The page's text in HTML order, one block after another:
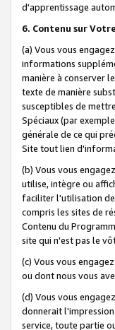
d'apprentissage
6. Contenu sur
(a) Vous vous
informations
manière à conserver
texte de manière
susceptibles de
Spéciaux (par
générale de ce qui
Site tout lien
(b) Vous vous
utilise, intègre ou
faciliter l'utilisation de
compris les sites de
Contenu du
site qui n'est pas le
(c) Vous vous
ou dont nous vous
(d) Vous vous
donnerait
service, toute partie